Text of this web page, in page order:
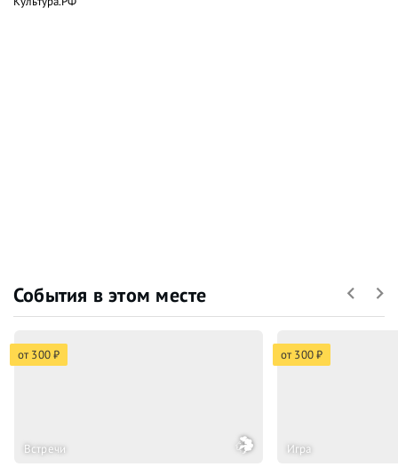
События в этом месте
от 300 ₽
Встречи
от 300 ₽
Игра